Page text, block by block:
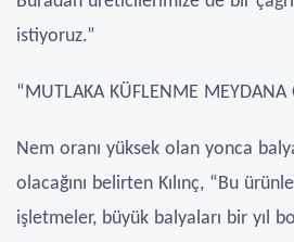
istiyoruz.”
“MUTLAKA KÜFLENME MEYDANA
Nem oranı yüksek olan yonca
olacağını belirten Kılınç, “Bu
işletmeler, büyük balyaları bir yıl